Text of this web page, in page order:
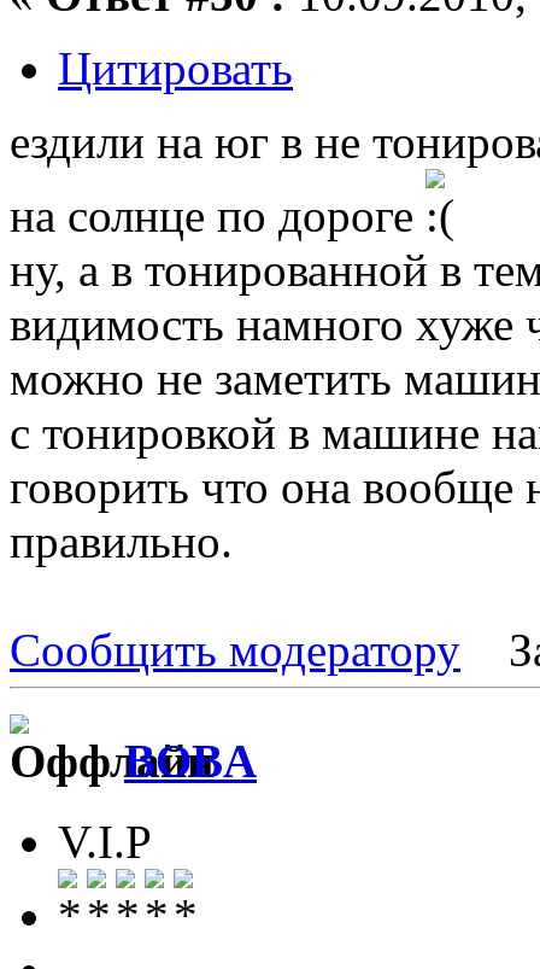
Цитировать
ездили на юг в не
на солнце по дороге
ну, а в тонированной в
видимость намного хуже
можно не заметить
с тонировкой в машине
говорить что она вообще
правильно.
Сообщить модератору
BOBA
V.I.P